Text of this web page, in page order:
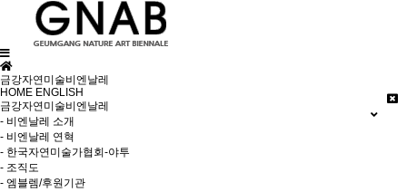
금강자연미술비엔날레
HOME ENGLISH
금강자연미술비엔날레
- 비엔날레 소개
- 비엔날레 연혁
- 한국자연미술가협회-야투
- 조직도
- 엠블렘/후원기관